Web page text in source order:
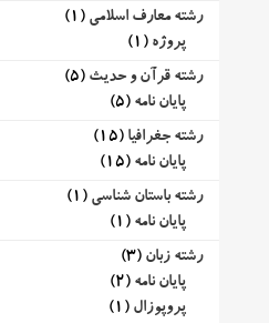
رشته معارف اسلامی (1)
پروژه (1)
رشته قرآن و حدیث (5)
پایان نامه (5)
رشته جغرافیا (15)
پایان نامه (15)
رشته باستان شناسی (1)
پایان نامه (1)
رشته زبان (3)
پایان نامه (2)
پروپوزال (1)